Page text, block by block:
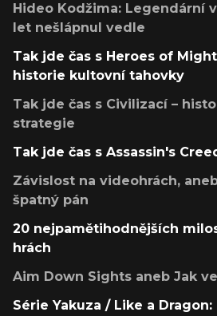
Hideo Kodžima: Legendární
let nešlápnul vedle
Tak jde čas s Heroes of
historie kultovní tahovky
Tak jde čas s Civilizací –
strategie
Tak jde čas s Assassin's
Závislost na videohrách,
špatný pán
20 nejpamětihodnějších
hrách
Aim Down Sights aneb Jak
Série Yakuza / Like a